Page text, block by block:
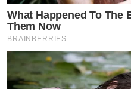
What Happened To The
Them Now
BRAINBERRIES